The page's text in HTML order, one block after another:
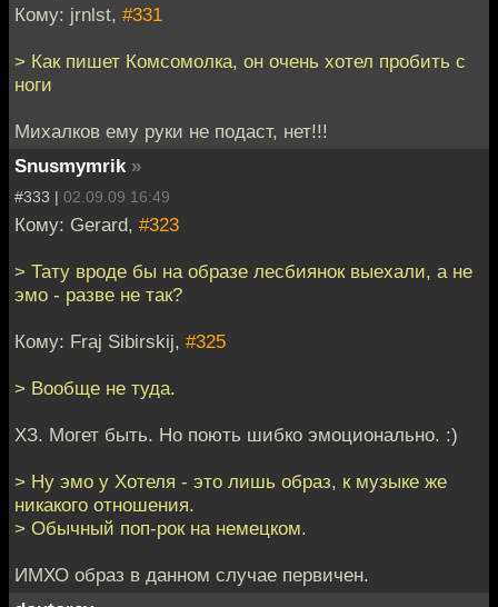
Кому: jrnlst, #331
> Как пишет Комсомолка, он очень хотел пробить с
ноги
Михалков ему руки не подаст, нет!!!
Snusmymrik »
#333 | 02.09.09 16:49
Кому: Gerard, #323
> Тату вроде бы на образе лесбиянок выехали, а не
эмо - разве не так?
Кому: Fraj Sibirskij, #325
> Вообще не туда.
ХЗ. Могет быть. Но поють шибко эмоционально. :)
> Ну эмо у Хотеля - это лишь образ, к музыке же
никакого отношения.
> Обычный поп-рок на немецком.
ИМХО образ в данном случае первичен.